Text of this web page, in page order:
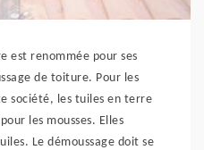
est renommée pour ses
de toiture. Pour les
société, les tuiles en terre
les mousses. Elles
Le démoussage doit se